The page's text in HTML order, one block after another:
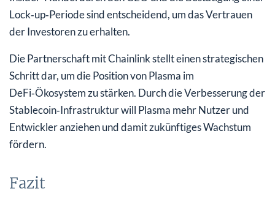
Lock‑up‑Periode sind entscheidend, um das Vertrauen
der Investoren zu erhalten.
Die Partnerschaft mit Chainlink stellt einen strategischen
Schritt dar, um die Position von Plasma im
DeFi‑Ökosystem zu stärken. Durch die Verbesserung der
Stablecoin‑Infrastruktur will Plasma mehr Nutzer und
Entwickler anziehen und damit zukünftiges Wachstum
fördern.
Fazit